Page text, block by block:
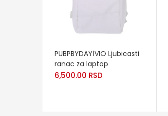
PUBPBYDAY1VIO Ljubicasti
ranac za laptop
6,500.00 RSD